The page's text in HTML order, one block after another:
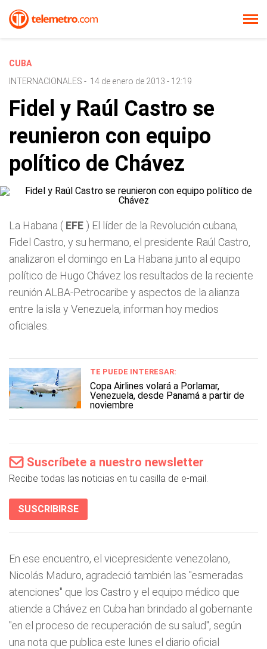
CUBA
INTERNACIONALES - 14 de enero de 2013 - 12:19
Fidel y Raúl Castro se
reunieron con equipo
político de Chávez
La Habana ( EFE ) El líder de la Revolución cubana,
Fidel Castro, y su hermano, el presidente Raúl Castro,
analizaron el domingo en La Habana junto al equipo
político de Hugo Chávez los resultados de la reciente
reunión ALBA-Petrocaribe y aspectos de la alianza
entre la isla y Venezuela, informan hoy medios
oficiales.
TE PUEDE INTERESAR:
Copa Airlines volará a Porlamar,
Venezuela, desde Panamá a partir de
noviembre
Suscríbete a nuestro newsletter
Recibe todas las noticias en tu casilla de e-mail.
SUSCRIBIRSE
En ese encuentro, el vicepresidente venezolano,
Nicolás Maduro, agradeció también las "esmeradas
atenciones" que los Castro y el equipo médico que
atiende a Chávez en Cuba han brindado al gobernante
"en el proceso de recuperación de su salud", según
una nota que publica este lunes el diario oficial